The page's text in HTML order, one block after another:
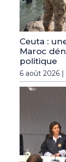
Ceuta :
Maroc
politique
6 août 2026 |